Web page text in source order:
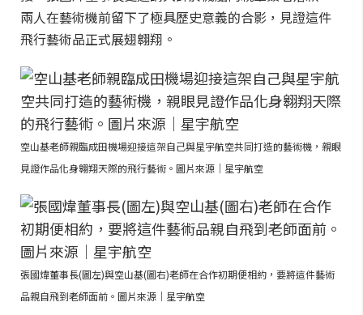
兩人在藝術機前留下了極具歷史意義的合影，見證這件
飛行藝術品正式展翅翱翔。
空山基老師親臨成田機場迎接這架自己與星宇航空共同打造的藝術機，親眼
見證作品化身翱翔天際的飛行藝術。圖片來源｜星宇航空
張國煒董事長(圖左)與空山基(圖右)老師在合作初期便相約，要將這件藝術
品親自飛到老師面前。圖片來源｜星宇航空